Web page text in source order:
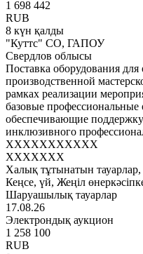
1 698 442
RUB
8 күн қалды
"Куттс" СО, ГАПОУ
Свердлов облысы
Поставка оборудования
производственной
рамках реализации
базовые профессиональные
обеспечивающие
инклюзивного
XXXXXXXXXXX
XXXXXXX
Халық тұтынатын
Кеңсе, үй, Жеңіл
Шаруашылық тауарлар
17.08.26
Электрондық аукцион
1 258 100
RUB